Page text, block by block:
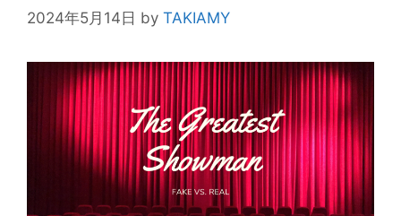
2024年5月14日 by TAKIAMY